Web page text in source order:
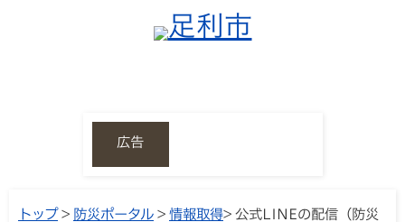
広告
トップ> 防災ポータル > 情報取得> 公式LINEの配信（防災